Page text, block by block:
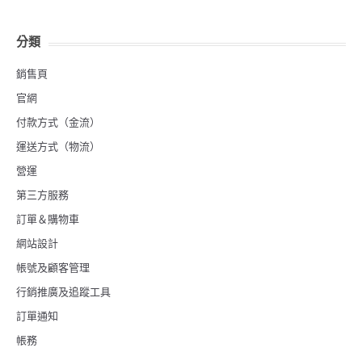
分類
銷售頁
官網
付款方式（金流）
運送方式（物流）
營運
第三方服務
訂單＆購物車
網站設計
帳號及顧客管理
行銷推廣及追蹤工具
訂單通知
帳務